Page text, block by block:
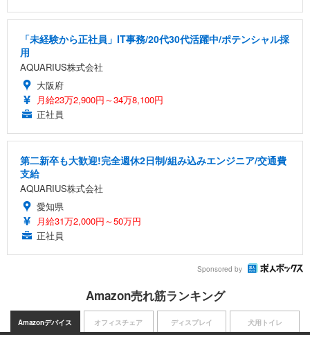
「未経験から正社員」IT事務/20代30代活躍中/ポテンシャル採
用
AQUARIUS株式会社
大阪府
月給23万2,900円～34万8,100円
正社員
第二新卒も大歓迎!完全週休2日制/組み込みエンジニア/交通費
支給
AQUARIUS株式会社
愛知県
月給31万2,000円～50万円
正社員
Sponsored by
Amazon売れ筋ランキング
Amazonデバイス オフィスチェア ディスプレイ 犬用トイレ